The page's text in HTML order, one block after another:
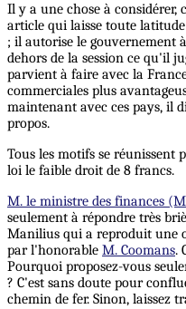
Il y a une chose à considérer,
article qui laisse toute
; il autorise le gouvernement
dehors de la session ce qu'il
parvient à faire avec la
commerciales plus
maintenant avec ces pays, il
propos.
Tous les motifs se réunissent
loi le faible droit de 8 francs.
M. le ministre des finances
seulement à répondre très
Manilius qui a reproduit une
par l'honorable M. Coomans.
Pourquoi proposez-vous
? C'est sans doute pour
chemin de fer. Sinon, laissez